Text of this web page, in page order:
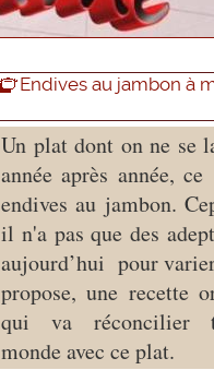
Endives au jambon à
Un plat dont on ne se
année après année,
endives au jambon.
il n'a pas que des
aujourd’hui pour
propose, une recette
qui va réconcilier
monde avec ce plat.